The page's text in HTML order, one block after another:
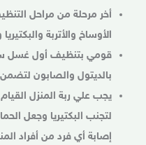
أخر مرحلة من مراحل
الأوساخ والأتربة
قومي بتنظيف أول غسل
بالديتول والصابون لتضمن
يجب علي ربة المنزل
لتجنب البكتيريا وجعل
إصابة أي فرد من أفراد